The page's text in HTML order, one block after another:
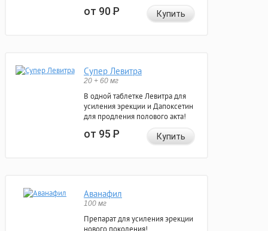
от 90Р Купить
Супер Левитра
20 + 60 мг
В одной таблетке Левитра для
усиления эрекции и Дапоксетин
для продления полового акта!
от 95Р Купить
Аванафил
100 мг
Препарат для усиления эрекции